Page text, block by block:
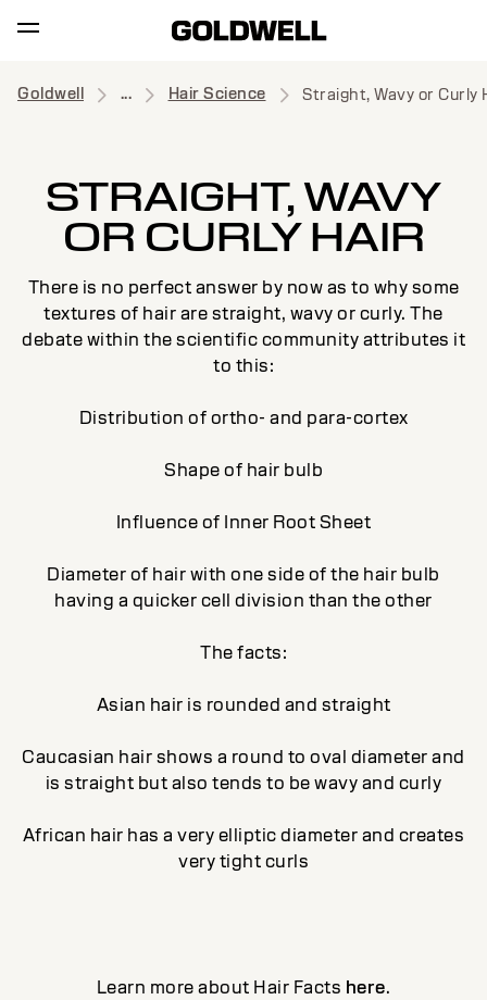
Goldwell ... Hair Science Straight, Wavy or Curly
STRAIGHT, WAVY
OR CURLY HAIR
There is no perfect answer by now as to why some
textures of hair are straight, wavy or curly. The
debate within the scientific community attributes it
to this:
Distribution of ortho- and para-cortex
Shape of hair bulb
Influence of Inner Root Sheet
Diameter of hair with one side of the hair bulb
having a quicker cell division than the other
The facts:
Asian hair is rounded and straight
Caucasian hair shows a round to oval diameter and
is straight but also tends to be wavy and curly
African hair has a very elliptic diameter and creates
very tight curls
Learn more about Hair Facts here.